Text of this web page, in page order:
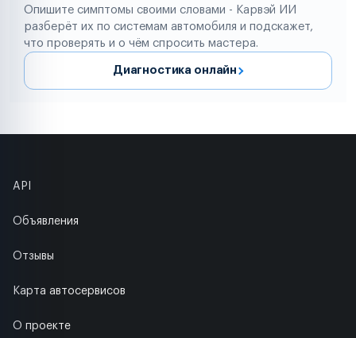
Опишите симптомы своими словами - Карвэй ИИ
разберёт их по системам автомобиля и подскажет,
что проверять и о чём спросить мастера.
Диагностика онлайн
API
Объявления
Отзывы
Карта автосервисов
О проекте